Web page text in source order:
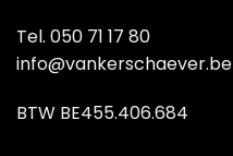
Tel. 050 71 17 80
info@vankerschaever.be
BTW BE455.406.684